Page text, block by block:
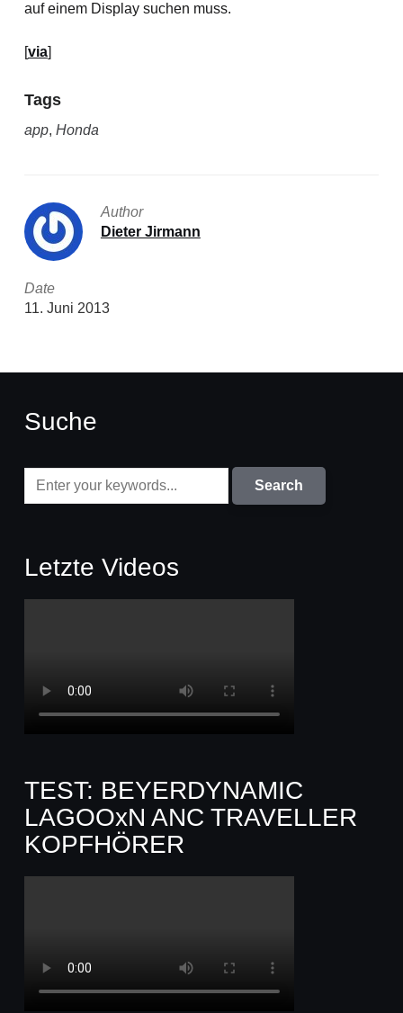
auf einem Display suchen muss.
[via]
Tags
app, Honda
Author
Dieter Jirmann
Date
11. Juni 2013
Suche
Letzte Videos
TEST: BEYERDYNAMIC
LAGOOxN ANC TRAVELLER
KOPFHÖRER